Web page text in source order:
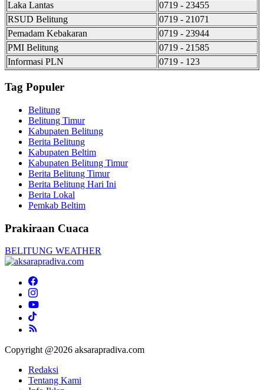
Laka Lantas
0719 - 23455
RSUD Belitung
0719 - 21071
Pemadam Kebakaran
0719 - 23944
PMI Belitung
0719 - 21585
Informasi PLN
0719 - 123
Tag Populer
Belitung
Belitung Timur
Kabupaten Belitung
Berita Belitung
Kabupaten Beltim
Kabupaten Belitung Timur
Berita Belitung Timur
Berita Belitung Hari Ini
Berita Lokal
Pemkab Beltim
Prakiraan Cuaca
BELITUNG WEATHER
Copyright @2026 aksarapradiva.com
Redaksi
Tentang Kami